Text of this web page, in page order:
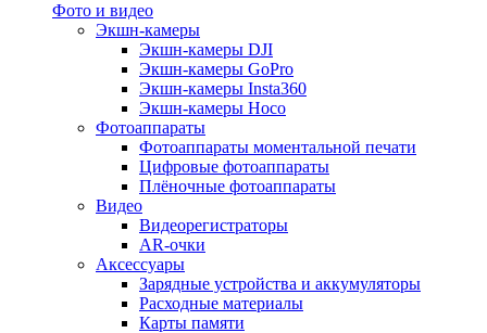
Фото и видео
Экшн-камеры
Экшн-камеры DJI
Экшн-камеры GoPro
Экшн-камеры Insta360
Экшн-камеры Hoco
Фотоаппараты
Фотоаппараты моментальной печати
Цифровые фотоаппараты
Плёночные фотоаппараты
Видео
Видеорегистраторы
AR-очки
Аксессуары
Зарядные устройства и аккумуляторы
Расходные материалы
Карты памяти